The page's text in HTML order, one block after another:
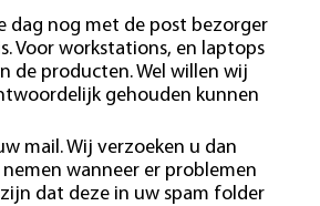
dag nog met de post bezorger
Voor workstations, en laptops
de producten. Wel willen wij
gehouden kunnen
mail. Wij verzoeken u dan
wanneer er problemen
dat deze in uw spam folder